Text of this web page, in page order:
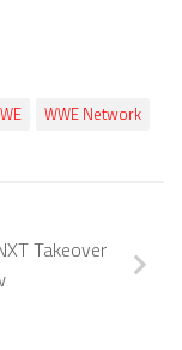
WWE Network
Takeover